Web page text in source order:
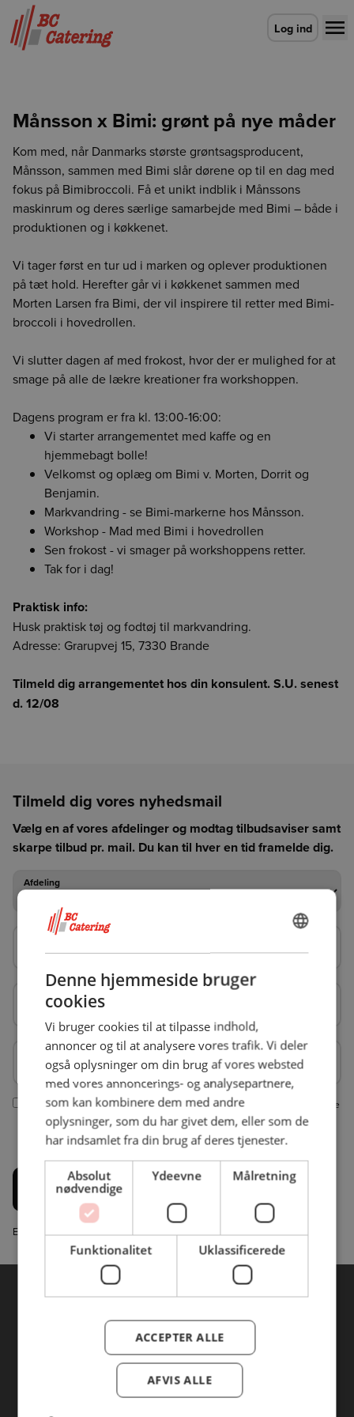
Gå til forsiden
Log ind
Månsson x Bimi: grønt på nye måder
Kom med, når Danmarks største grøntsagsproducent,
Månsson, sammen med Bimi slår dørene op til en dag med
fokus på Bimibroccoli. Få et unikt indblik i Månssons
maskinrum og deres særlige samarbejde med Bimi – både i
produktionen og i køkkenet.
Vi tager først en tur ud i marken og oplever produktionen
på tæt hold. Herefter går vi i køkkenet sammen med
Morten Larsen fra Bimi, der vil inspirere til retter med Bimi-
broccoli i hovedrollen.
Vi slutter dagen af med frokost, hvor der er mulighed for at
smage på alle de lækre kreationer fra workshoppen.
Dagens program er fra kl. 13:00-16:00:
Vi starter arrangementet med kaffe og en
hjemmebagt bolle!
Velkomst og oplæg om Bimi v. Morten, Dorrit og
Benjamin.
Markvandring - se Bimi-markerne hos Månsson.
Workshop - Mad med Bimi i hovedrollen
Sen frokost - vi smager på workshoppens retter.
Tak for i dag!
Praktisk info:
Husk praktisk tøj og fodtøj til markvandring.
Adresse: Grarupvej 15, 7330 Brande
Tilmeld dig arrangementet hos din konsulent. S.U. senest
d. 12/08
Tilmeld dig vores nyhedsmail
Vælg en af vores afdelinger og modtag tilbudsaviser samt
skarpe tilbud pr. mail. Du kan til hver en tid framelde dig.
Afdeling
Afdeling
Din e-mail*
Din e-mail*
Kontaktperson
Kontaktperson
Firmanavn
Firmanavn
Ja tak, jeg vil gerne modtage nyhedsbreve fra BC Catering. Vi bruger dine
indtastede informationer fra denne formular til at sende dig nyhedsbreve
via e-mail. Du kan til enhver tid afmelde dig nyhedsbrevet igen jf. vores
privatlivspolitik
Tilmeld
Email Marketing System fra Marketingplatform.com
Din session er udløbet. Log ind igen for at fortsætte med at
Værdien angiver, hvor mange kilo CO2/kuldioxid, der er
pågældende råvare.
Værdien er baseret på sparsomme datakilder på området
og kan være unøjagtig. Vi håber løbende at kunne forbedre
datakvaliteten. Det er et skridt i den rigtige retning og vi
håber at kunne give dig et mere oplyst valg, når du handler
fødevarer.
Vi påtager os intet ansvar for de præsenterede data og den
efterfølgende anvendelse heraf.
Det er ikke længere muligt at lægge varen i kurven med
For at vise indholdet på siden skal du vælge en afdeling
BCA BCK
HMR BOR CGO
Forrige Næste
Denne hjemmeside bruger
cookies
Vi bruger cookies til at tilpasse indhold,
annoncer og til at analysere vores trafik. Vi deler
også oplysninger om din brug af vores websted
med vores annoncerings- og analysepartnere,
som kan kombinere dem med andre
oplysninger, som du har givet dem, eller som de
har indsamlet fra din brug af deres tjenester.
Absolut
nødvendige
Ydeevne Målretning
Funktionalitet Uklassificerede
ACCEPTER ALLE
AFVIS ALLE